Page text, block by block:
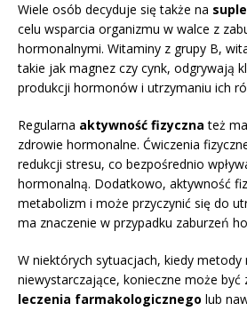
Wiele osób decyduje się także na
celu wsparcia organizmu w walce z
hormonalnymi. Witaminy z grupy B,
takie jak magnez czy cynk, odgrywają
produkcji hormonów i utrzymaniu ich
Regularna aktywność fizyczna też
zdrowie hormonalne. Ćwiczenia
redukcji stresu, co bezpośrednio
hormonalną. Dodatkowo, aktywność
metabolizm i może przyczynić się do
ma znaczenie w przypadku zaburzeń
W niektórych sytuacjach, kiedy metody
niewystarczające, konieczne może być
leczenia farmakologicznego lub